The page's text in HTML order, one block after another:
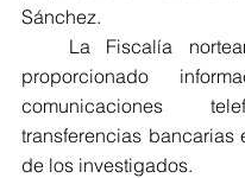
Sánchez.
La Fiscalía
proporcionado
comunicaciones
transferencias bancarias
de los investigados.